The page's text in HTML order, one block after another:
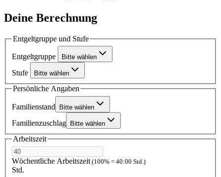
Deine Berechnung
Entgeltgruppe und Stufe
Entgeltgruppe Bitte wählen
Stufe Bitte wählen
Persönliche Angaben
Familienstand Bitte wählen
Familienzuschlag Bitte wählen
Arbeitszeit
Wöchentliche Arbeitszeit (100% = 40:00 Std.)
Std.